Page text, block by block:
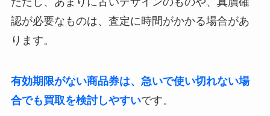
認が必要なものは、査定に時間がかかる場合があ
ります。
有効期限がない商品券は、急いで使い切れない場
合でも買取を検討しやすいです。